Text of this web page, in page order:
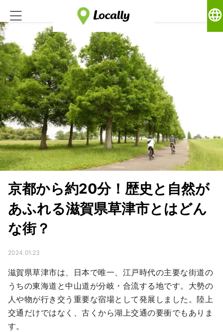
language
京都から約20分！歴史と自然が
あふれる滋賀県草津市とはどん
な街？
2024.01.23
滋賀県草津市は、日本で唯一、江戸時代の主要な街道の
うちの東海道と中山道が分岐・合流する地です。大勢の
人や物が行き交う重要な宿場として発展しました。陸上
交通だけではなく、古くから湖上交通の要衝でもありま
す。